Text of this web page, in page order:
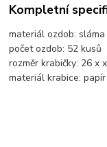
Kompletní
materiál ozdob: sláma
počet ozdob: 52 kusů
rozměr krabičky: 26 x
materiál krabice: papír